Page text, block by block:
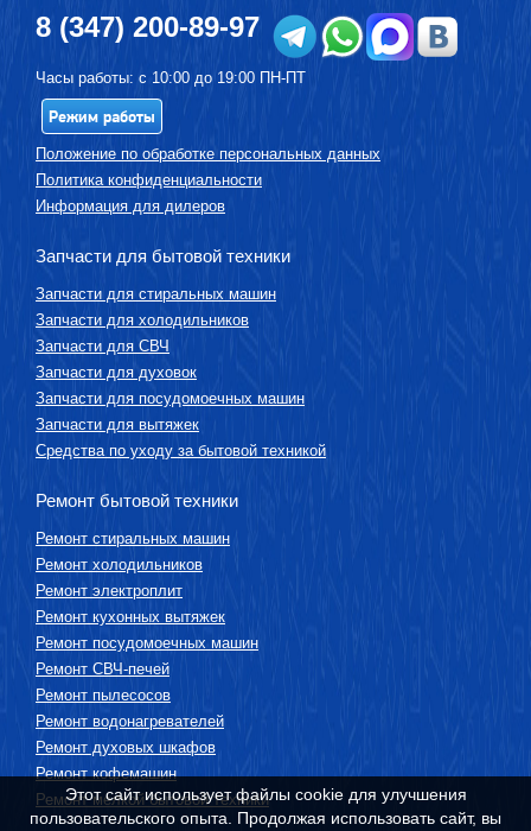
8 (347) 200-89-97
Часы работы: с 10:00 до 19:00 ПН-ПТ
Режим работы
Положение по обработке персональных данных
Политика конфиденциальности
Информация для дилеров
Запчасти для бытовой техники
Запчасти для стиральных машин
Запчасти для холодильников
Запчасти для СВЧ
Запчасти для духовок
Запчасти для посудомоечных машин
Запчасти для вытяжек
Средства по уходу за бытовой техникой
Ремонт бытовой техники
Ремонт стиральных машин
Ремонт холодильников
Ремонт электроплит
Ремонт кухонных вытяжек
Ремонт посудомоечных машин
Ремонт СВЧ-печей
Ремонт пылесосов
Ремонт водонагревателей
Ремонт духовых шкафов
Ремонт кофемашин
Ремонт мелкой бытовой техники
Этот сайт использует файлы cookie для улучшения
пользовательского опыта. Продолжая использовать сайт, вы